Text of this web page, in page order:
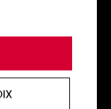
au panier
désactivés.
et
des
qui
adaptées à